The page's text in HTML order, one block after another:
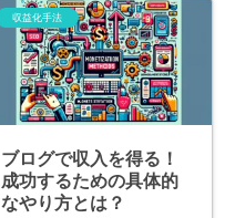
収益化手法
ブログで収入を得る！
成功するための具体的
なやり方とは？